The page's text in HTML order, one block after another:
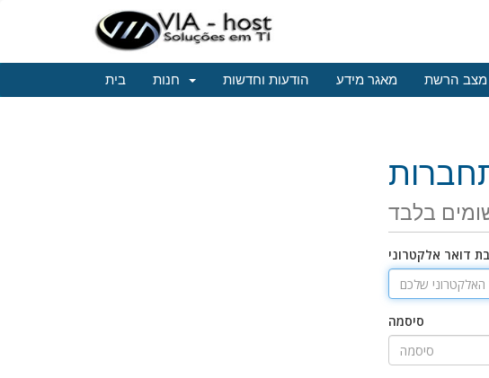
בית הודעות וחדשות מאגר מידע מצב הרשת
בלבד
דואר אלקטרוני
סיסמה